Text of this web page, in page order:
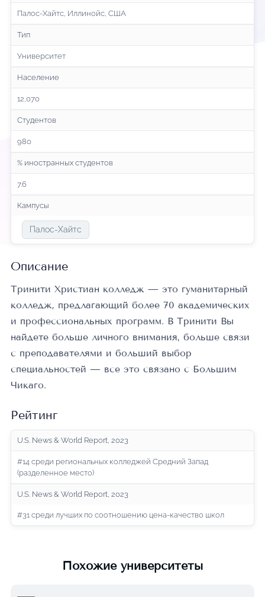
Палос-Хайтс, Иллинойс, США
Тип
Университет
Население
12,070
Студентов
980
% иностранных студентов
7.6
Кампусы
Палос-Хайтс
Описание
Тринити Христиан колледж — это гуманитарный
колледж, предлагающий более 70 академических
и профессиональных программ. В Тринити Вы
найдете больше личного внимания, больше связи
с преподавателями и больший выбор
специальностей — все это связано с Большим
Чикаго.
Рейтинг
U.S. News & World Report, 2023
#14 среди региональных колледжей Средний Запад
(разделенное место)
U.S. News & World Report, 2023
#31 среди лучших по соотношению цена-качество школ
Похожие университеты